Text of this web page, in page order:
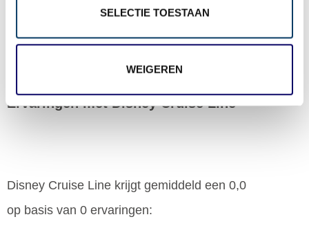
SELECTIE TOESTAAN
WEIGEREN
Ervaringen met Disney Cruise Line
Disney Cruise Line krijgt gemiddeld een 0,0
op basis van 0 ervaringen: